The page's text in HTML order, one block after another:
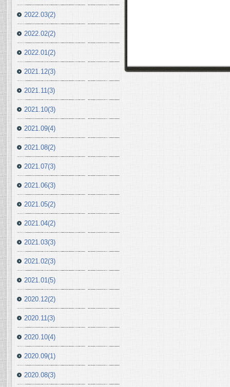
2022.03(2)
2022.02(2)
2022.01(2)
2021.12(3)
2021.11(3)
2021.10(3)
2021.09(4)
2021.08(2)
2021.07(3)
2021.06(3)
2021.05(2)
2021.04(2)
2021.03(3)
2021.02(3)
2021.01(5)
2020.12(2)
2020.11(3)
2020.10(4)
2020.09(1)
2020.08(3)